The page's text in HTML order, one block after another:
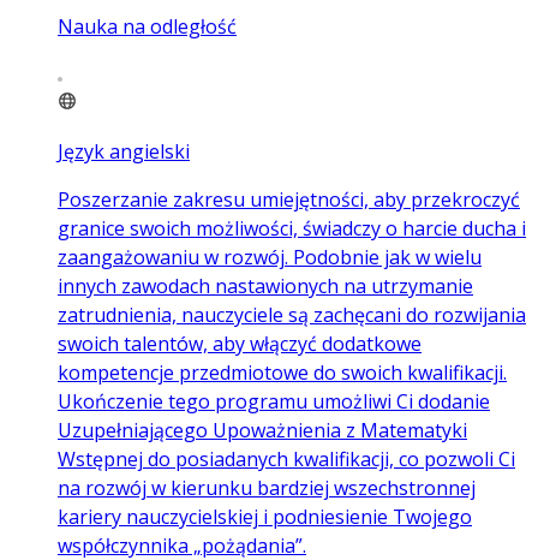
Nauka na odległość
Język angielski
Poszerzanie zakresu umiejętności, aby przekroczyć
granice swoich możliwości, świadczy o harcie ducha i
zaangażowaniu w rozwój. Podobnie jak w wielu
innych zawodach nastawionych na utrzymanie
zatrudnienia, nauczyciele są zachęcani do rozwijania
swoich talentów, aby włączyć dodatkowe
kompetencje przedmiotowe do swoich kwalifikacji.
Ukończenie tego programu umożliwi Ci dodanie
Uzupełniającego Upoważnienia z Matematyki
Wstępnej do posiadanych kwalifikacji, co pozwoli Ci
na rozwój w kierunku bardziej wszechstronnej
kariery nauczycielskiej i podniesienie Twojego
współczynnika „pożądania”.